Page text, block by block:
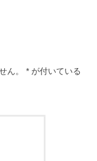
ん。 * が付いている